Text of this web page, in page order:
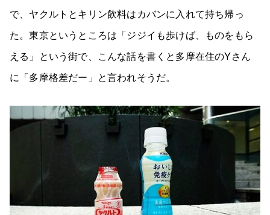
で、ヤクルトとキリン飲料はカバンに入れて持ち帰っ
た。東京というところは「ジジイも歩けば、ものをもら
える」という街で、こんな話を書くと多摩在住のYさん
に「多摩格差だー」と言われそうだ。